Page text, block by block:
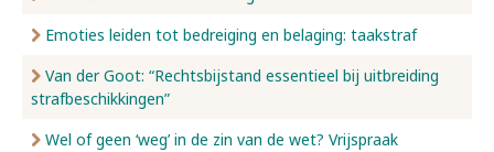
Emoties leiden tot bedreiging en belaging: taakstraf
Van der Goot: “Rechtsbijstand essentieel bij uitbreiding
strafbeschikkingen”
Wel of geen ‘weg’ in de zin van de wet? Vrijspraak